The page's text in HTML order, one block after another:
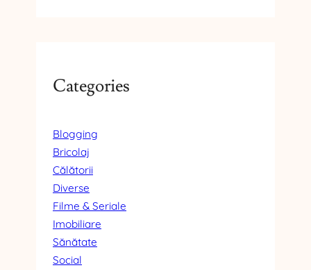
Categories
Blogging
Bricolaj
Călătorii
Diverse
Filme & Seriale
Imobiliare
Sănătate
Social